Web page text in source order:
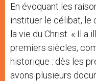
En évoquant les
instituer le célibat, le
la vie du Christ. « Il a
premiers siècles,
historique : dès les
avons plusieurs